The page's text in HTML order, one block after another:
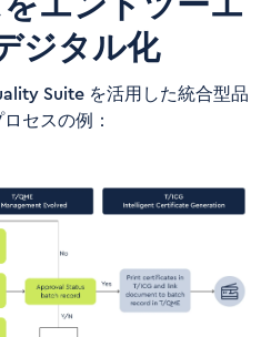
エンドツーエ
ジタル化
Suite を活用した統合型品
セスの例：